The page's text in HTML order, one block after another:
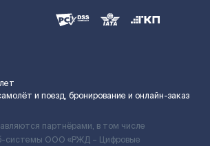
и поезд, бронирование и онлайн-заказ
партнёрами, в том числе
системы ООО «РЖД – Цифровые